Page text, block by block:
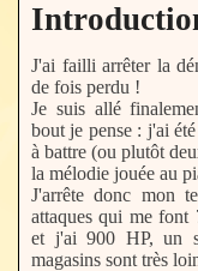
Se connecter
S'inscrire
J'ai failli arrêter la
de fois perdu !
Je suis allé
bout je pense : j'ai
à battre (ou plutôt
la mélodie jouée au
J'arrête donc mon
attaques qui me font
et j'ai 900 HP, un
magasins sont très